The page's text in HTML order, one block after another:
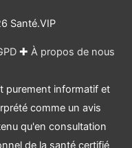
Santé.VIP
✚ À propos de nous
purement informatif et
comme un avis
qu'en consultation